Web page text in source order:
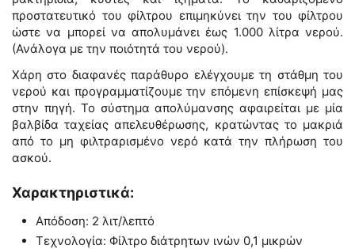
προστατευτικό του φίλτρου επιμηκύνει την του φίλτρου
ώστε να μπορεί να απολυμάνει έως 1.000 λίτρα νερού.
(Ανάλογα με την ποιότητά του νερού).
Χάρη στο διαφανές παράθυρο ελέγχουμε τη στάθμη του
νερού και προγραμματίζουμε την επόμενη επίσκεψή μας
στην πηγή. Το σύστημα απολύμανσης αφαιρείται με μία
βαλβίδα ταχείας απελευθέρωσης, κρατώντας το μακριά
από το μη φιλτραρισμένο νερό κατά την πλήρωση του
ασκού.
Χαρακτηριστικά:
Απόδοση: 2 λιτ/λεπτό
Τεχνολογία: Φίλτρο διάτρητων ινών 0,1 μικρών